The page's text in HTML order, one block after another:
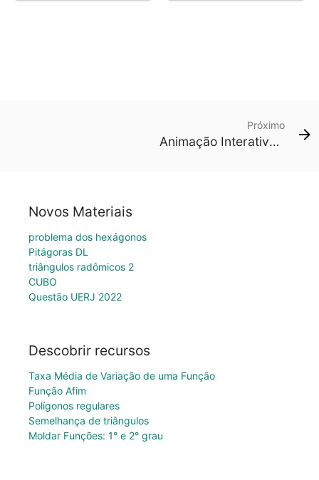
Próximo
Animação Interativa: O Cachorro de Fibonacci
Novos Materiais
problema dos hexágonos
Pitágoras DL
triângulos radômicos 2
CUBO
Questão UERJ 2022
Descobrir recursos
Taxa Média de Variação de uma Função
Função Afim
Polígonos regulares
Semelhança de triângulos
Moldar Funções: 1° e 2° grau